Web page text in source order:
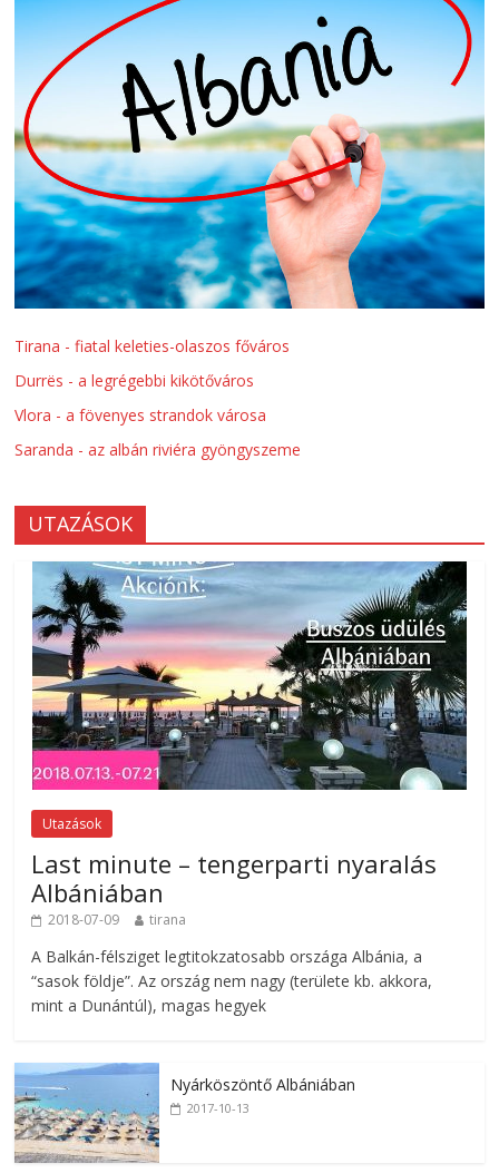
Tirana - fiatal keleties-olaszos főváros
Durrës - a legrégebbi kikötőváros
Vlora - a fövenyes strandok városa
Saranda - az albán riviéra gyöngyszeme
UTAZÁSOK
Utazások
Last minute – tengerparti nyaralás
Albániában
2018-07-09 tirana
A Balkán-félsziget legtitokzatosabb országa Albánia, a
“sasok földje”. Az ország nem nagy (területe kb. akkora,
mint a Dunántúl), magas hegyek
Nyárköszöntő Albániában
2017-10-13